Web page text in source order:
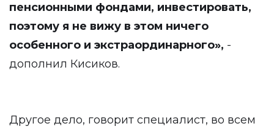
пенсионными фондами, инвестировать,
поэтому я не вижу в этом ничего
особенного и экстраординарного», -
дополнил Кисиков.
Другое дело, говорит специалист, во всем